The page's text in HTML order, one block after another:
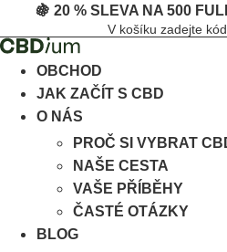
k
obsahu
🍇 20 % SLEVA NA 500
V košíku zadejte
OBCHOD
JAK ZAČÍT S CBD
O NÁS
PROČ SI VYBRAT
NAŠE CESTA
VAŠE PŘÍBĚHY
ČASTÉ OTÁZKY
BLOG